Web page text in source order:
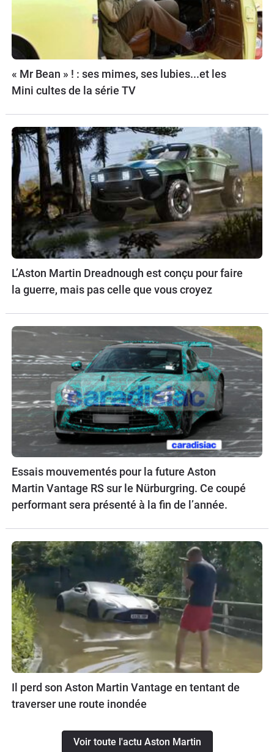
« Mr Bean » ! : ses mimes, ses lubies...et les
Mini cultes de la série TV
L’Aston Martin Dreadnough est conçu pour faire
la guerre, mais pas celle que vous croyez
Essais mouvementés pour la future Aston
Martin Vantage RS sur le Nürburgring. Ce coupé
performant sera présenté à la fin de l’année.
Il perd son Aston Martin Vantage en tentant de
traverser une route inondée
Voir toute l'actu Aston Martin